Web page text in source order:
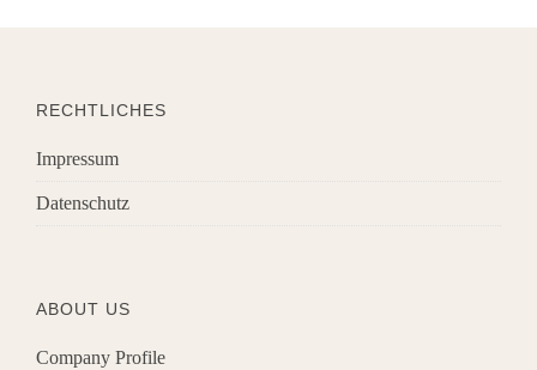
RECHTLICHES
Impressum
Datenschutz
ABOUT US
Company Profile